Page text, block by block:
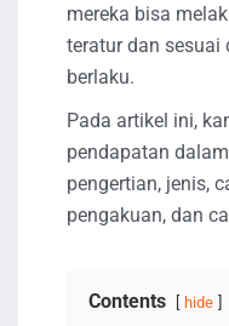
mereka bisa
teratur dan sesuai
berlaku.
Pada artikel ini,
pendapatan
pengertian, jenis,
pengakuan, dan
Contents hide